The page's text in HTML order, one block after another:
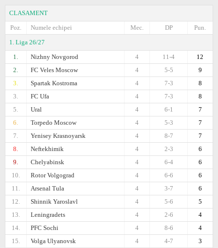
CLASAMENT
Poz.
Numele echipei Pun.
DP
Mec.
1. Liga 26/27
1.
Nizhny Novgorod 12
11-4
4
2.
FC Veles Moscow 9
5-5
4
3.
Spartak Kostroma 8
7-3
4
3.
FC Ufa 8
7-3
4
5.
Ural 7
6-1
4
6.
Torpedo Moscow 7
5-3
4
7.
Yenisey Krasnoyarsk 7
8-7
4
8.
Neftekhimik 6
2-3
4
9.
Chelyabinsk 6
6-4
4
10.
Rotor Volgograd 6
6-6
4
11.
Arsenal Tula 6
3-7
4
12.
Shinnik Yaroslavl 5
5-6
4
13.
Leningradets 4
2-6
4
14.
PFC Sochi 4
8-6
4
15.
Volga Ulyanovsk 3
4-7
4